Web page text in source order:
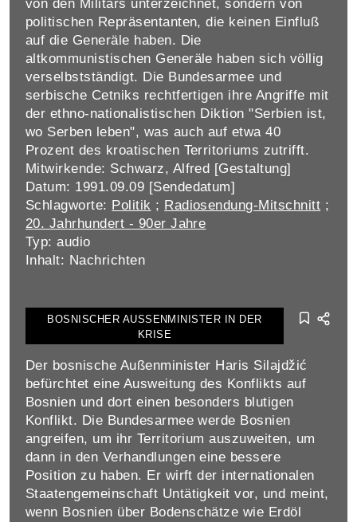
von den Militärs unterzeichnet, sondern von
politischen Repräsentanten, die keinen Einfluß
auf die Generäle haben. Die
altkommunistischen Generäle haben sich völlig
verselbstständigt. Die Bundesarmee und
serbische Cetniks rechtfertigen ihre Angriffe mit
der ethno-nationalistischen Diktion "Serbien ist,
wo Serben leben", was auch auf etwa 40
Prozent des kroatischen Territoriums zutrifft.
Mitwirkende: Schwarz, Alfred [Gestaltung]
Datum: 1991.09.09 [Sendedatum]
Schlagworte: Politik ; Radiosendung-Mitschnitt ;
20. Jahrhundert - 90er Jahre
Typ: audio
Inhalt: Nachrichten
BOSNISCHER AUSSENMINISTER IN DER K
RISE
Der bosnische Außenminister Haris Silajdžić
befürchtet eine Ausweitung des Konflikts auf
Bosnien und dort einen besonders blutigen
Konflikt. Die Bundesarmee werde Bosnien
angreifen, um ihr Territorium auszuweiten, um
dann in den Verhandlungen eine bessere
Position zu haben. Er wirft der internationalen
Staatengemeinschaft Untätigkeit vor, und meint,
wenn Bosnien über Bodenschätze wie Erdöl